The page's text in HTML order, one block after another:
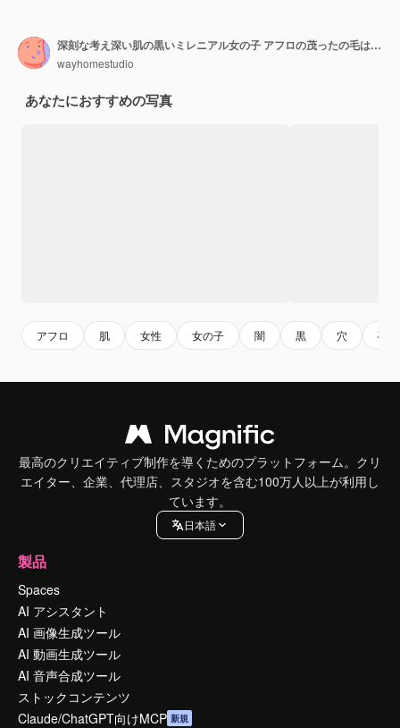
深刻な考え深い肌の黒いミレニアル女の子 アフロの茂ったの毛はコピースペースを指します
wayhomestudio
あなたにおすすめの写真
アフロ 肌 女性 女の子 闇 黒 穴 破
最高のクリエイティブ制作を導くためのプラットフォーム。クリ
エイター、企業、代理店、スタジオを含む100万人以上が利用し
ています。
日本語
製品
Spaces
AI アシスタント
AI 画像生成ツール
AI 動画生成ツール
AI 音声合成ツール
ストックコンテンツ
Claude/ChatGPT向けMCP 新規